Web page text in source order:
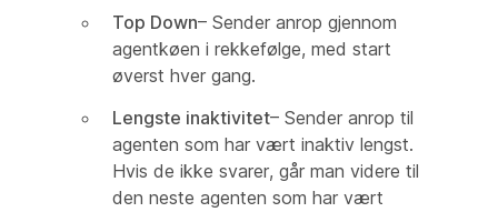
Top Down– Sender anrop gjennom
agentkøen i rekkefølge, med start
øverst hver gang.
Lengste inaktivitet– Sender anrop til
agenten som har vært inaktiv lengst.
Hvis de ikke svarer, går man videre til
den neste agenten som har vært